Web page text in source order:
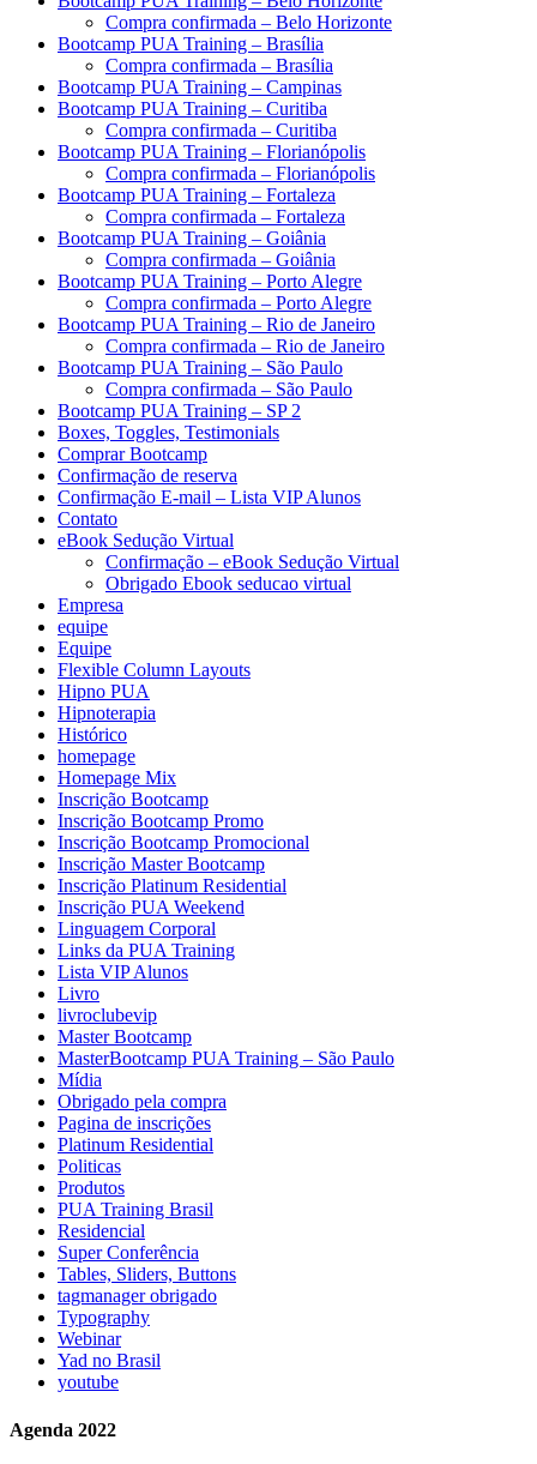
Compra confirmada – Belo Horizonte
Bootcamp PUA Training – Brasília
Compra confirmada – Brasília
Bootcamp PUA Training – Campinas
Bootcamp PUA Training – Curitiba
Compra confirmada – Curitiba
Bootcamp PUA Training – Florianópolis
Compra confirmada – Florianópolis
Bootcamp PUA Training – Fortaleza
Compra confirmada – Fortaleza
Bootcamp PUA Training – Goiânia
Compra confirmada – Goiânia
Bootcamp PUA Training – Porto Alegre
Compra confirmada – Porto Alegre
Bootcamp PUA Training – Rio de Janeiro
Compra confirmada – Rio de Janeiro
Bootcamp PUA Training – São Paulo
Compra confirmada – São Paulo
Bootcamp PUA Training – SP 2
Boxes, Toggles, Testimonials
Comprar Bootcamp
Confirmação de reserva
Confirmação E-mail – Lista VIP Alunos
Contato
eBook Sedução Virtual
Confirmação – eBook Sedução Virtual
Obrigado Ebook seducao virtual
Empresa
equipe
Equipe
Flexible Column Layouts
Hipno PUA
Hipnoterapia
Histórico
homepage
Homepage Mix
Inscrição Bootcamp
Inscrição Bootcamp Promo
Inscrição Bootcamp Promocional
Inscrição Master Bootcamp
Inscrição Platinum Residential
Inscrição PUA Weekend
Linguagem Corporal
Links da PUA Training
Lista VIP Alunos
Livro
livroclubevip
Master Bootcamp
MasterBootcamp PUA Training – São Paulo
Mídia
Obrigado pela compra
Pagina de inscrições
Platinum Residential
Politicas
Produtos
PUA Training Brasil
Residencial
Super Conferência
Tables, Sliders, Buttons
tagmanager obrigado
Typography
Webinar
Yad no Brasil
youtube
Agenda 2022